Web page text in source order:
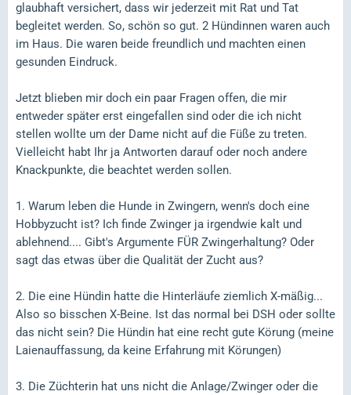
glaubhaft versichert, dass wir jederzeit mit Rat und Tat
begleitet werden. So, schön so gut. 2 Hündinnen waren auch
im Haus. Die waren beide freundlich und machten einen
gesunden Eindruck.
Jetzt blieben mir doch ein paar Fragen offen, die mir
entweder später erst eingefallen sind oder die ich nicht
stellen wollte um der Dame nicht auf die Füße zu treten.
Vielleicht habt Ihr ja Antworten darauf oder noch andere
Knackpunkte, die beachtet werden sollen.
1. Warum leben die Hunde in Zwingern, wenn's doch eine
Hobbyzucht ist? Ich finde Zwinger ja irgendwie kalt und
ablehnend.... Gibt's Argumente FÜR Zwingerhaltung? Oder
sagt das etwas über die Qualität der Zucht aus?
2. Die eine Hündin hatte die Hinterläufe ziemlich X-mäßig...
Also so bisschen X-Beine. Ist das normal bei DSH oder sollte
das nicht sein? Die Hündin hat eine recht gute Körung (meine
Laienauffassung, da keine Erfahrung mit Körungen)
3. Die Züchterin hat uns nicht die Anlage/Zwinger oder die